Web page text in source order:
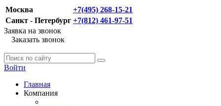
Москва
+7(495) 268-15-21
Санкт - Петербург +7(812) 461-97-51
Заявка на звонок
Заказать звонок
Войти
Главная
Компания